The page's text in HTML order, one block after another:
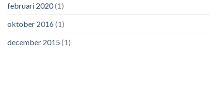
februari 2020(1)
oktober 2016(1)
december 2015 (1)